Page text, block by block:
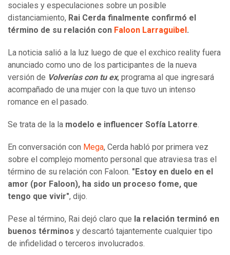
sociales y especulaciones sobre un posible
distanciamiento, Rai Cerda finalmente confirmó el
término de su relación con Faloon Larraguibel .
La noticia salió a la luz luego de que el exchico reality fuera
anunciado como uno de los participantes de la nueva
versión de Volverías con tu ex, programa al que ingresará
acompañado de una mujer con la que tuvo un intenso
romance en el pasado.
Se trata de la la modelo e influencer Sofía Latorre.
En conversación con Mega, Cerda habló por primera vez
sobre el complejo momento personal que atraviesa tras el
término de su relación con Faloon. "Estoy en duelo en el
amor (por Faloon), ha sido un proceso fome, que
tengo que vivir", dijo.
Pese al término, Rai dejó claro que la relación terminó en
buenos términos y descartó tajantemente cualquier tipo
de infidelidad o terceros involucrados.